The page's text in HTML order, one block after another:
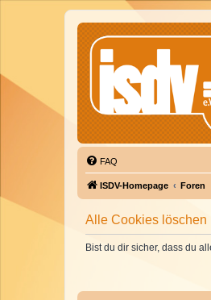
FAQ
ISDV-Homepage Foren
Alle Cookies löschen
Bist du dir sicher, dass du